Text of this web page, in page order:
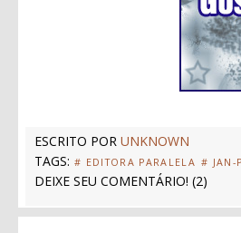
ESCRITO POR UNKNOWN
TAGS: # EDITORA PARALELA # JAN-
DEIXE SEU COMENTÁRIO! (2)